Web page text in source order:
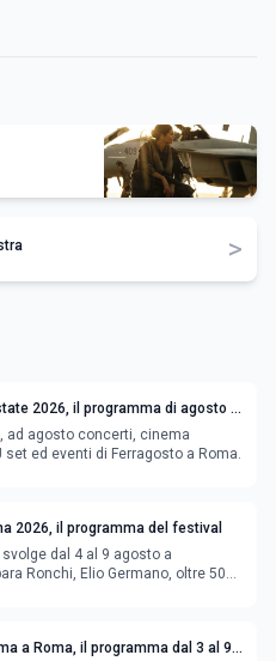
>
2026, il programma di agosto e
ad agosto concerti, cinema
ed eventi di Ferragosto a Roma.
2026, il programma del festival
dal 4 al 9 agosto a
Ronchi, Elio Germano, oltre 50
a Roma, il programma dal 3 al 9